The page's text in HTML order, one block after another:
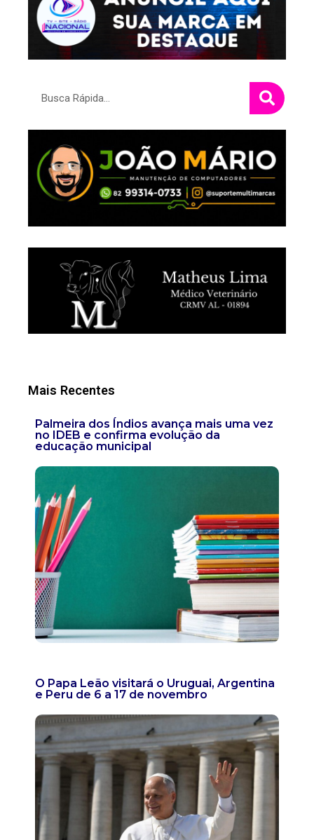
Mais Recentes
Palmeira dos Índios avança mais uma vez
no IDEB e confirma evolução da
educação municipal
O Papa Leão visitará o Uruguai, Argentina
e Peru de 6 a 17 de novembro